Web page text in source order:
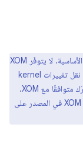
تمت إزالة دعم XOM في نواة Linux الأساسية. لا يتوفّر XOM
إلا في Android 10، وتمّت إزالته في Android 11، وتمّ نقل تغييرات kernel
التي تزيله إلى الإصدار 4.9، وبالتالي لم يعُد kernel المشترَك متوافقًا مع XOM.